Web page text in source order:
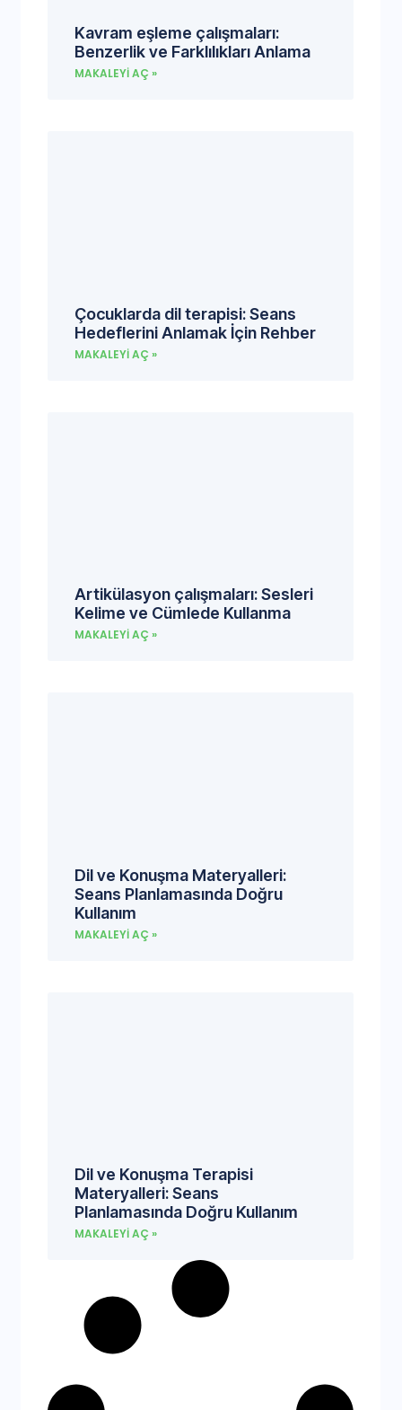
Kavram eşleme çalışmaları:
Benzerlik ve Farklılıkları Anlama
MAKALEYI AÇ »
Çocuklarda dil terapisi: Seans
Hedeflerini Anlamak İçin Rehber
MAKALEYI AÇ »
Artikülasyon çalışmaları: Sesleri
Kelime ve Cümlede Kullanma
MAKALEYI AÇ »
Dil ve Konuşma Materyalleri:
Seans Planlamasında Doğru
Kullanım
MAKALEYI AÇ »
Dil ve Konuşma Terapisi
Materyalleri: Seans
Planlamasında Doğru Kullanım
MAKALEYI AÇ »